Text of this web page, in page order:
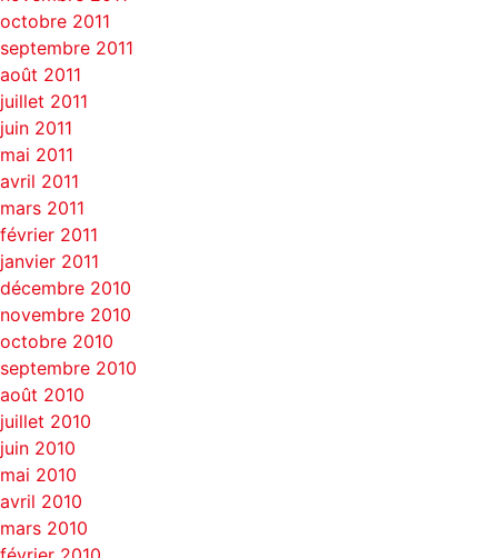
octobre 2011
septembre 2011
août 2011
juillet 2011
juin 2011
mai 2011
avril 2011
mars 2011
février 2011
janvier 2011
décembre 2010
novembre 2010
octobre 2010
septembre 2010
août 2010
juillet 2010
juin 2010
mai 2010
avril 2010
mars 2010